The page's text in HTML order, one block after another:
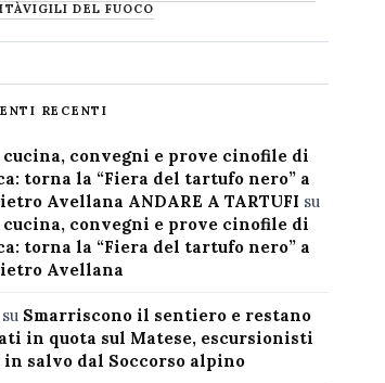
VIGILI DEL FUOCO
RECENTI
convegni e prove cinofile di
torna la “Fiera del tartufo nero” a
Avellana ANDARE A TARTUFI su
convegni e prove cinofile di
torna la “Fiera del tartufo nero” a
Avellana
su Smarriscono il sentiero e restano
in quota sul Matese, escursionisti
salvo dal Soccorso alpino